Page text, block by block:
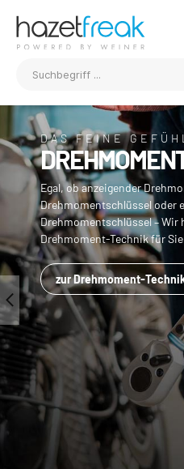
DAS FEINE
Egal, ob anzeigender
Drehmomentschlüssel oder
Drehmomentschlüssel – Wir
Drehmoment-Technik für
zur Drehmoment-